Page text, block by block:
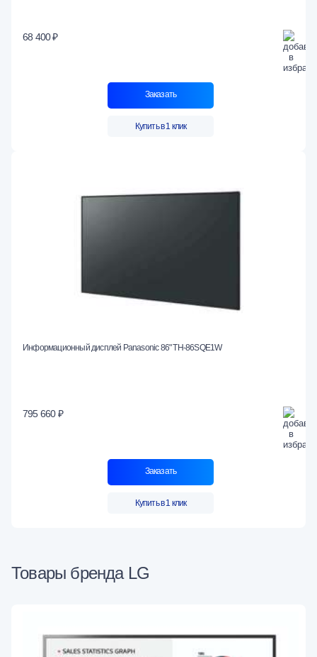
68 400 ₽
Заказать
Купить в 1 клик
Информационный дисплей Panasonic 86" TH-86SQE1W
795 660 ₽
Заказать
Купить в 1 клик
Товары бренда LG